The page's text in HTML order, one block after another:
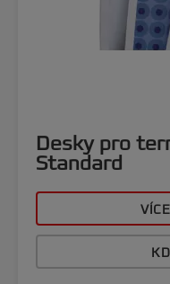
Desky pro
Standard